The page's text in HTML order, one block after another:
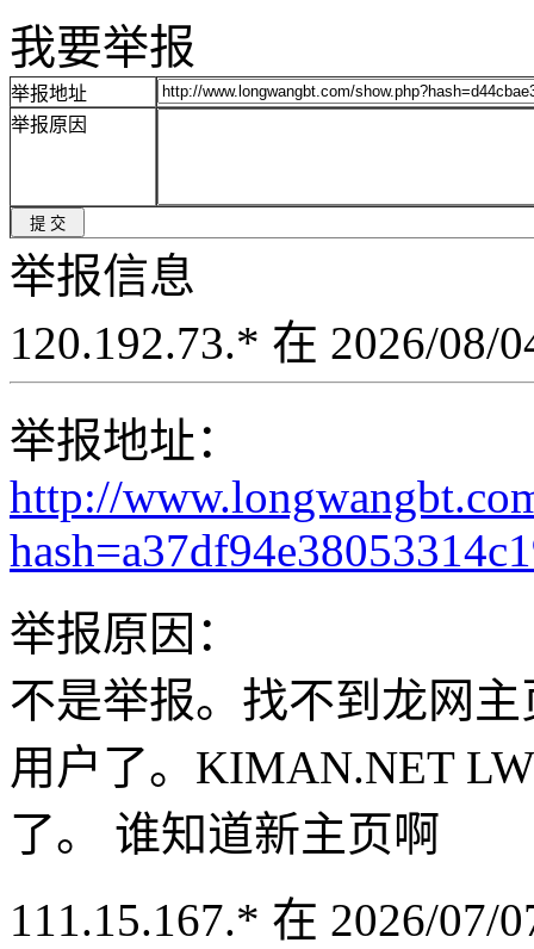
我要举报
举报地址
举报原因
举报信息
120.192.73.* 在 2026/08/
举报地址：
http://
举报原因：
不是举报。找不到龙网
用户了。KIMAN.NET
了。 谁知道新主页啊
111.15.167.* 在 2026/07/